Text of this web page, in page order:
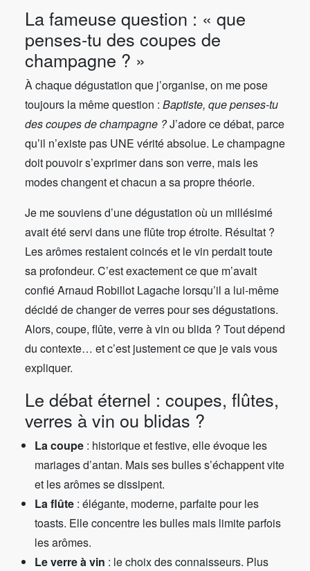
La fameuse question : « que
penses-tu des coupes de
champagne ? »
À chaque dégustation que j’organise, on me pose
toujours la même question : Baptiste, que penses-tu
des coupes de champagne ?J’adore ce débat, parce
qu’il n’existe pas UNE vérité absolue. Le champagne
doit pouvoir s’exprimer dans son verre, mais les
modes changent et chacun a sa propre théorie.
Je me souviens d’une dégustation où un millésimé
avait été servi dans une flûte trop étroite. Résultat ?
Les arômes restaient coincés et le vin perdait toute
sa profondeur. C’est exactement ce que m’avait
confié Arnaud Robillot Lagache lorsqu’il a lui-même
décidé de changer de verres pour ses dégustations.
Alors, coupe, flûte, verre à vin ou blida ? Tout dépend
du contexte… et c’est justement ce que je vais vous
expliquer.
Le débat éternel : coupes, flûtes,
verres à vin ou blidas ?
La coupe : historique et festive, elle évoque les
mariages d’antan. Mais ses bulles s’échappent vite
et les arômes se dissipent.
La flûte : élégante, moderne, parfaite pour les
toasts. Elle concentre les bulles mais limite parfois
les arômes.
Le verre à vin : le choix des connaisseurs. Plus